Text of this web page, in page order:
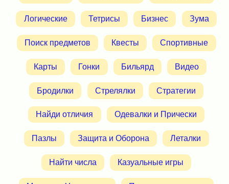
Логические Тетрисы Бизнес Зума
Поиск предметов Квесты Спортивные
Карты Гонки Бильярд Видео
Бродилки Стрелялки Стратегии
Найди отличия Одевалки и Прически
Пазлы Защита и Оборона Леталки
Найти числа Казуальные игры